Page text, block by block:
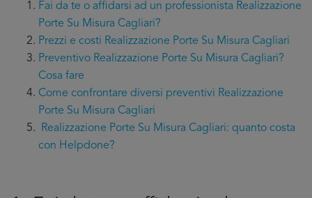
Fai da te o affidarsi ad un professionista Realizzazione
Porte Su Misura Cagliari?
Prezzi e costi Realizzazione Porte Su Misura Cagliari
Preventivo Realizzazione Porte Su Misura Cagliari?
Cosa fare
Come confrontare diversi preventivi Realizzazione
Porte Su Misura Cagliari
Realizzazione Porte Su Misura Cagliari: quanto costa
con Helpdone?